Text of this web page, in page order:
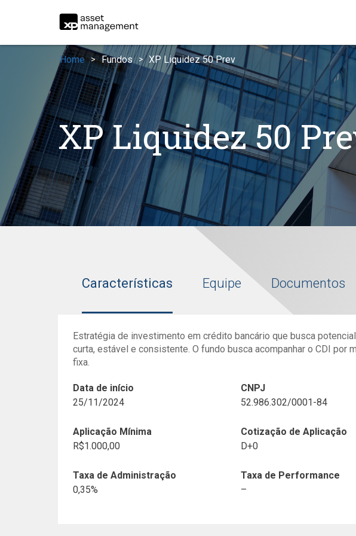
XP Liquidez 50
Home > Fundos > XP Liquidez 50 Prev
Características Equipe Documentos
Estratégia de investimento em crédito bancário que busca
curta, estável e consistente. O fundo busca acompanhar o CDI
fixa.
Data de início
25/11/2024
CNPJ
52.986.302/0001-84
Aplicação Mínima
R$1.000,00
Cotização de Aplicação
D+0
Taxa de Administração
0,35%
Taxa de Performance
–